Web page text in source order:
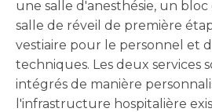
une salle d'anesthésie, un
salle de réveil de première
vestiaire pour le personnel et
techniques. Les deux services
intégrés de manière
l'infrastructure hospitalière